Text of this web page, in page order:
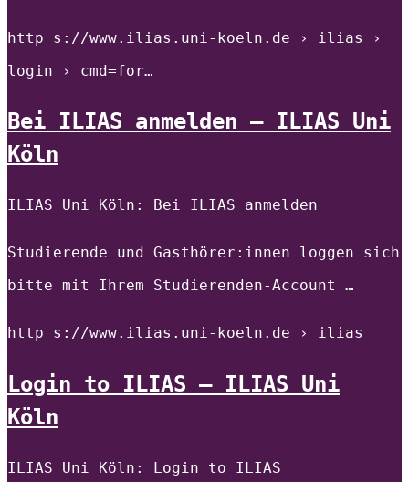
http s://www.ilias.uni-koeln.de › ilias ›
login › cmd=for…
Bei ILIAS anmelden – ILIAS Uni
Köln
ILIAS Uni Köln: Bei ILIAS anmelden
Studierende und Gasthörer:innen loggen sich
bitte mit Ihrem Studierenden-Account …
http s://www.ilias.uni-koeln.de › ilias
Login to ILIAS – ILIAS Uni
Köln
ILIAS Uni Köln: Login to ILIAS